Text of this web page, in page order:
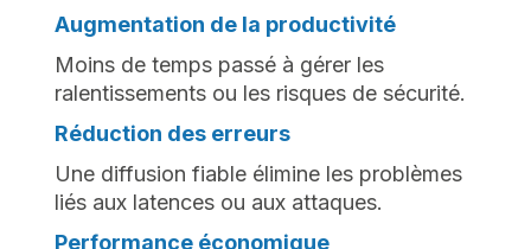
Augmentation de la productivité
Moins de temps passé à gérer les
ralentissements ou les risques de sécurité.
Réduction des erreurs
Une diffusion fiable élimine les problèmes
liés aux latences ou aux attaques.
Performance économique